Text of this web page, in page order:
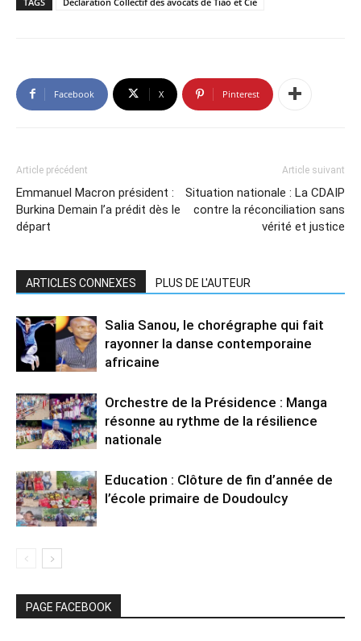
Facebook X Pinterest
Article précédent
Emmanuel Macron président :
Burkina Demain l’a prédit dès le
départ
Article suivant
Situation nationale : La CDAIP
contre la réconciliation sans
vérité et justice
ARTICLES CONNEXES PLUS DE L'AUTEUR
Salia Sanou, le chorégraphe qui fait
rayonner la danse contemporaine
africaine
Orchestre de la Présidence : Manga
résonne au rythme de la résilience
nationale
Education : Clôture de fin d’année de
l’école primaire de Doudoulcy
PAGE FACEBOOK